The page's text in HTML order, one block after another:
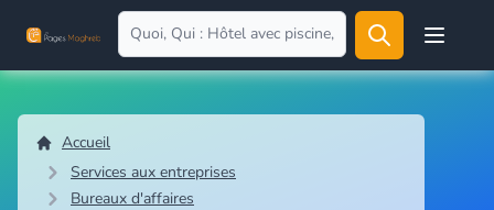
Open
Accueil
Services aux entreprises
Bureaux d'affaires